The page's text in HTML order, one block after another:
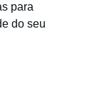
para
do seu